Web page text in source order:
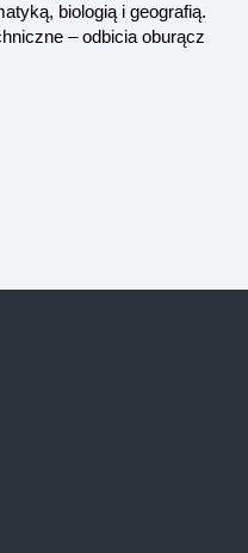
biologią i geografią.
– odbicia oburącz